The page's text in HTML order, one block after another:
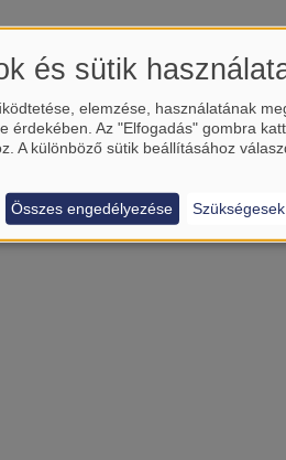
HALLGATÓK
és sütik
elemzése, használatának
érdekében. Az "Elfogadás" gombra
A különböző sütik beállításához
Összes engedélyezése